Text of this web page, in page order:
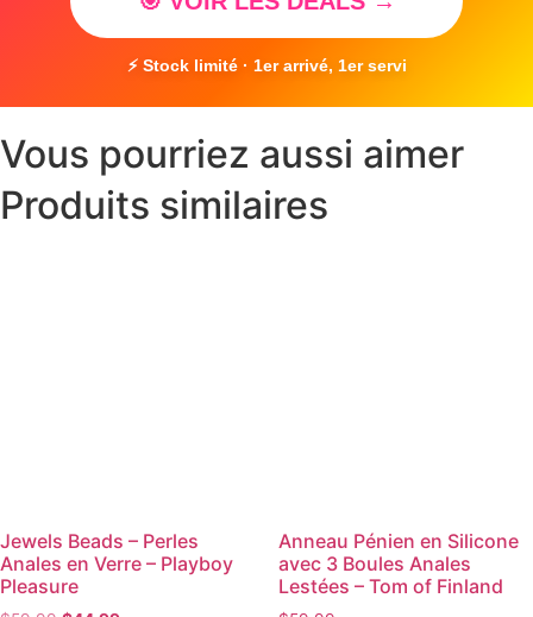
⚡ Stock limité · 1er arrivé, 1er servi
Vous pourriez aussi aimer
Produits similaires
Jewels Beads – Perles
Anales en Verre – Playboy
Pleasure
Anneau Pénien en Silicone
avec 3 Boules Anales
Lestées – Tom of Finland